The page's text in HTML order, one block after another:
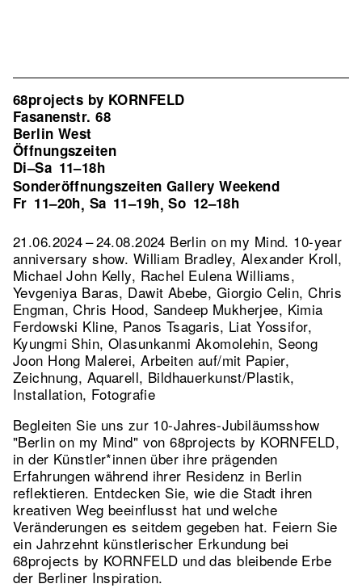
68projects by KORNFELD
Fasanenstr. 68
Berlin West
Öffnungszeiten
Di–Sa 11–18h
Sonderöffnungszeiten Gallery Weekend
Fr 11–20h, Sa 11–19h,So 12–18h
21.06.2024 – 24.08.2024 Berlin on my Mind. 10-year
anniversary show. William Bradley, Alexander Kroll,
Michael John Kelly, Rachel Eulena Williams,
Yevgeniya Baras, Dawit Abebe, Giorgio Celin, Chris
Engman, Chris Hood, Sandeep Mukherjee, Kimia
Ferdowski Kline, Panos Tsagaris, Liat Yossifor,
Kyungmi Shin, Olasunkanmi Akomolehin, Seong
Joon Hong Malerei, Arbeiten auf/mit Papier,
Zeichnung, Aquarell, Bildhauerkunst/Plastik,
Installation, Fotografie
Begleiten Sie uns zur 10-Jahres-Jubiläumsshow
"Berlin on my Mind" von 68projects by KORNFELD,
in der Künstler*innen über ihre prägenden
Erfahrungen während ihrer Residenz in Berlin
reflektieren. Entdecken Sie, wie die Stadt ihren
kreativen Weg beeinflusst hat und welche
Veränderungen es seitdem gegeben hat. Feiern Sie
ein Jahrzehnt künstlerischer Erkundung bei
68projects by KORNFELD und das bleibende Erbe
der Berliner Inspiration.